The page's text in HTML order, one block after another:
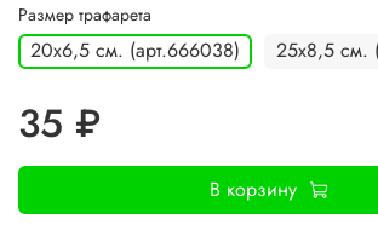
Размер трафарета
20х6,5 см. (арт.666038) 25х8,5 см.
35 ₽
В корзину